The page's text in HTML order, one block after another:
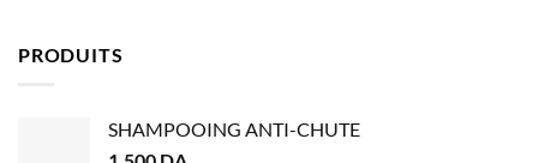
PRODUITS
SHAMPOOING ANTI-CHUTE